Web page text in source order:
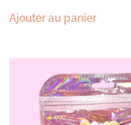
Ajouter au panier